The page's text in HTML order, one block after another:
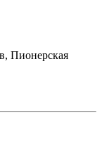
Пионерская